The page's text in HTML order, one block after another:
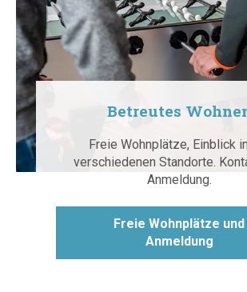
Betreutes
Freie Wohnplätze, Einblick
verschiedenen Standorte.
Anmeldung.
Freie Wohnplätze und
Anmeldung